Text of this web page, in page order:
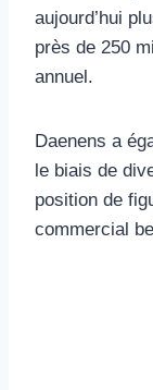
aujourd’hui
près de 250
annuel.
Daenens a
le biais de
position de
commercial